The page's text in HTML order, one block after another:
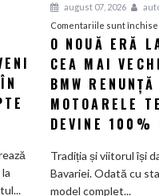
august 07, 2026
Comentariile sunt închise
O NOUĂ ERĂ
CEA MAI
BMW
MOTOARELE
DEVINE 100%
Tradiția și viitorul își
Bavariei. Odată cu
model complet...